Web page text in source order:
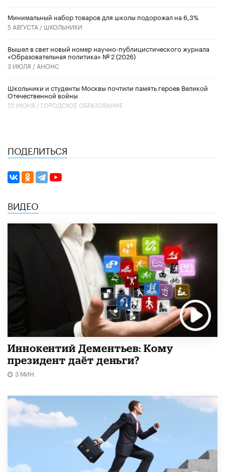
Минимальный набор товаров для школы подорожал на 6,3%
5 АВГУСТА / ШКОЛЬНИКИ
Вышел в свет новый номер научно-публицистического журнала
«Образовательная политика» № 2 (2026)
3 ИЮЛЯ / АНОНС
Школьники и студенты Москвы почтили память героев Великой
Отечественной войны
22 ИЮНЯ / ГОРОДСКОЕ ОБРАЗОВАНИЕ
ПОДЕЛИТЬСЯ
ВИДЕО
Иннокентий Дементьев: Кому
президент даёт деньги?
3 МИН.